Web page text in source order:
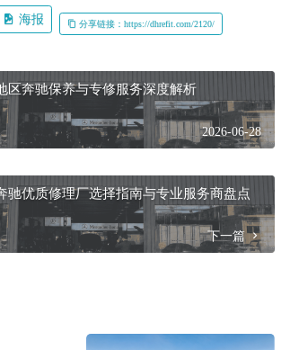
海报 分享链接：https://dhrefit.com/2120/
区奔驰保养与专修服务深度解析
2026-06-28
驰优质修理厂选择指南与专业服务商盘点
下一篇